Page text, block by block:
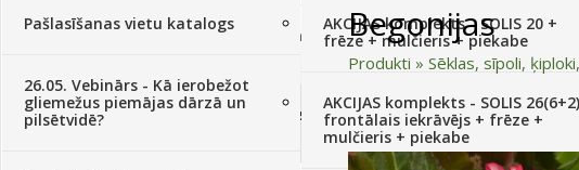
Pašlasīšanas vietu katalogs
26.05. Vebinārs - Kā ierobežot
gliemežus piemājas dārzā un
pilsētvidē?
AKCIJAS komplekts - SOLIS 20 +
frēze + mulčieris + piekabe
AKCIJAS komplekts - SOLIS
frontālais iekrāvējs + frēze +
mulčieris + piekabe
Traktori, tehnika, rezerves daļas,
Sēklas, sīpoli, ķiploki, sīpolpuķes,
kartupeļi
Begonijas
Produkti » Sēklas, sīpoli,